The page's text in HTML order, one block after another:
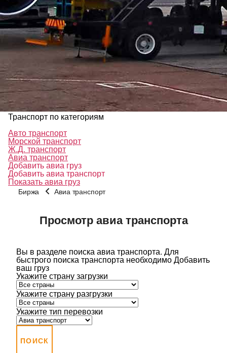
Транспорт по категориям
Авто транспорт
Морской транспорт
Ж.Д. транспорт
Авиа транспорт
Добавить авиа груз
Добавить авиа транспорт
Показать авиа груз
Биржа Авиа транспорт
Просмотр авиа транспорта
Вы в разделе поиска авиа транспорта. Для
быстрого поиска транспорта необходимоДобавить
ваш груз
Укажите страну загрузки
Укажите страну разгрузки
Укажите тип перевозки
ПОИСК